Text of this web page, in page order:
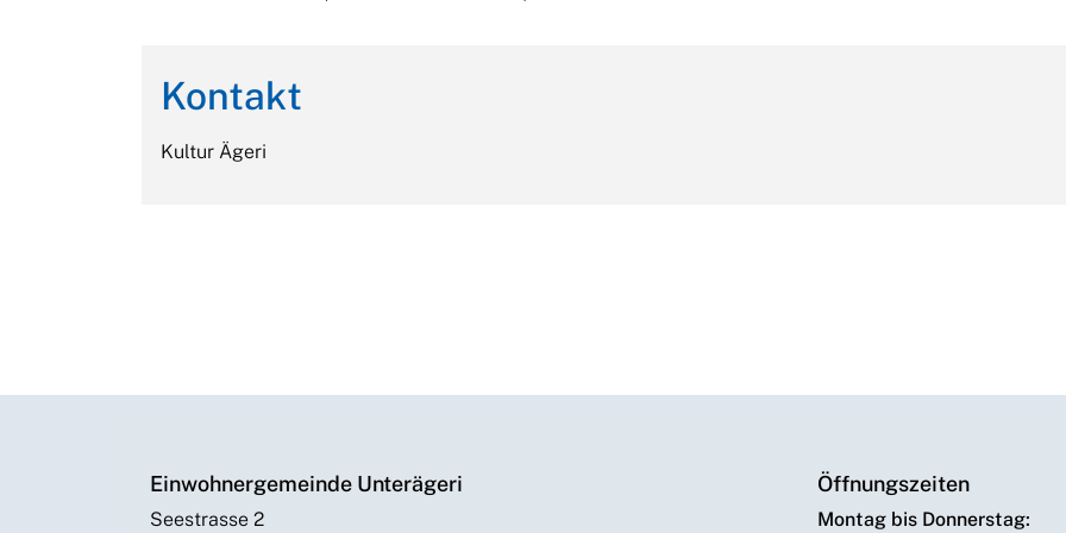
Kontakt
Kultur Ägeri
Einwohnergemeinde Unterägeri
Seestrasse 2
Öffnungszeiten
Montag bis Donnerstag: